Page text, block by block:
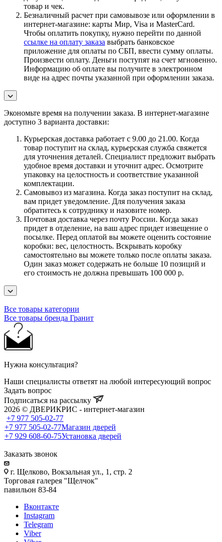
товар и чек.
Безналичный расчет при самовывозе или оформлении в
интернет-магазине: карты Мир, Visa и MasterCard.
Чтобы оплатить покупку, нужно перейти по данной
ссылке на оплату заказа выбрать банковское
приложение для оплаты по СБП, ввести сумму оплаты.
Произвести оплату. Деньги поступят на счет мгновенно.
Информацию об оплате вы получите в электронном
виде на адрес почты указанной при оформлении заказа.
Экономьте время на получении заказа. В интернет-магазине
доступно 3 варианта доставки:
Курьерская доставка работает с 9.00 до 21.00. Когда
товар поступит на склад, курьерская служба свяжется
для уточнения деталей. Специалист предложит выбрать
удобное время доставки и уточнит адрес. Осмотрите
упаковку на целостность и соответствие указанной
комплектации.
Самовывоз из магазина. Когда заказ поступит на склад,
вам придет уведомление. Для получения заказа
обратитесь к сотруднику и назовите номер.
Почтовая доставка через почту России. Когда заказ
придет в отделение, на ваш адрес придет извещение о
посылке. Перед оплатой вы можете оценить состояние
коробки: вес, целостность. Вскрывать коробку
самостоятельно вы можете только после оплаты заказа.
Один заказ может содержать не больше 10 позиций и
его стоимость не должна превышать 100 000 р.
Все товары категории
Все товары бренда Гранит
Нужна консультация?
Наши специалисты ответят на любой интересующий вопрос
Задать вопрос
Подписаться на рассылку
2026 © ДВЕРИКРИС - интернет-магазин
+7 977 505-02-77
+7 977 505-02-77Магазин дверей
+7 929 608-60-75Установка дверей
Заказать звонок
г. Щелково, Вокзальная ул., 1, стр. 2
Торговая галерея "Щелчок"
павильон 83-84
Вконтакте
Instagram
Telegram
Viber